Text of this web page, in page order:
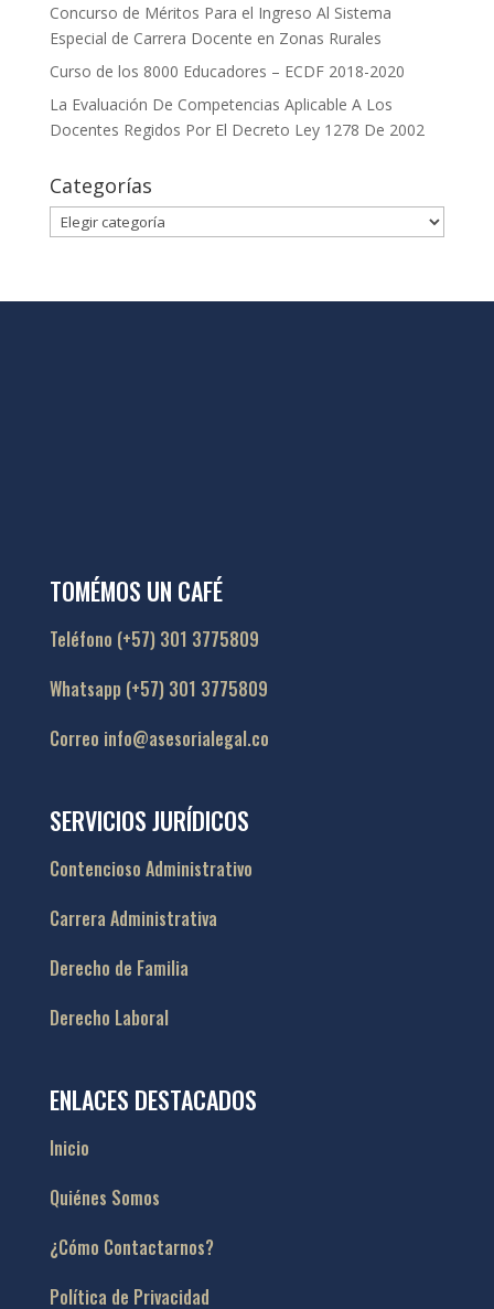
Concurso de Méritos Para el Ingreso Al Sistema
Especial de Carrera Docente en Zonas Rurales
Curso de los 8000 Educadores – ECDF 2018-2020
La Evaluación De Competencias Aplicable A Los
Docentes Regidos Por El Decreto Ley 1278 De 2002
Categorías
Categorías
TOMÉMOS UN CAFÉ
Teléfono (+57) 301 3775809
Whatsapp (+57) 301 3775809
Correo info@asesorialegal.co
SERVICIOS JURÍDICOS
Contencioso Administrativo
Carrera Administrativa
Derecho de Familia
Derecho Laboral
ENLACES DESTACADOS
Inicio
Quiénes Somos
¿Cómo Contactarnos?
Política de Privacidad